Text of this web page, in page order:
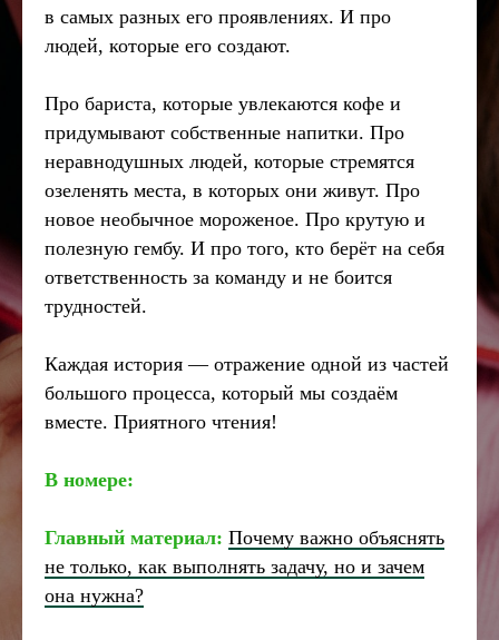
в самых разных его проявлениях. И про
людей, которые его создают.
Про бариста, которые увлекаются кофе и
придумывают собственные напитки. Про
неравнодушных людей, которые стремятся
озеленять места, в которых они живут. Про
новое необычное мороженое. Про крутую и
полезную гембу. И про того, кто берёт на себя
ответственность за команду и не боится
трудностей.
Каждая история — отражение одной из частей
большого процесса, который мы создаём
вместе. Приятного чтения!
В номере:
Главный материал: Почему важно объяснять
не только, как выполнять задачу, но и зачем
она нужна?